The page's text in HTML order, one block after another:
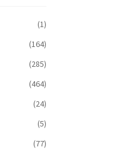
(1)
(164)
(285)
(464)
(24)
(5)
(77)